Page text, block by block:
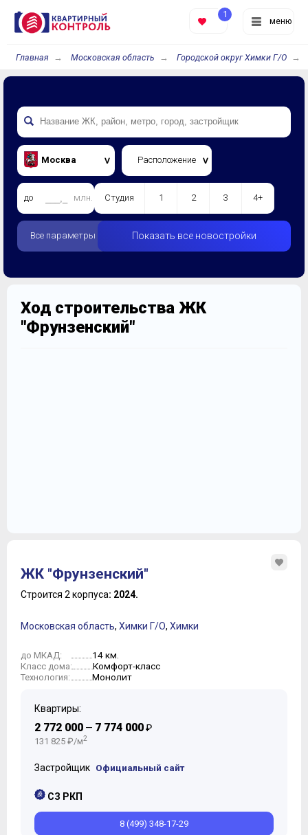
меню
1
Главная Московская область Городской округ Химки Г/О
Москва Расположение
до млн. Студия 1 2 3 4+
Все параметры Показать все новостройки
Ход строительства ЖК
"Фрунзенский"
ЖК "Фрунзенский"
Строится 2 корпуса: 2024.
Московская область, Химки Г/О, Химки
до МКАД: 14 км.
Класс дома: Комфорт-класс
Технология: Монолит
Квартиры:
2 772 000 — 7 774 000₽
131 825 ₽/м2
Застройщик Официальный сайт
СЗ РКП
8 (499) 348-17-29